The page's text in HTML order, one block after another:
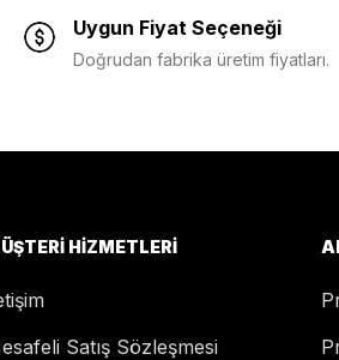
Uygun Fiyat Seçeneği
Doğrudan fabrika üretim fiyatları.
HIZMETLERI
Satış Sözleşmesi